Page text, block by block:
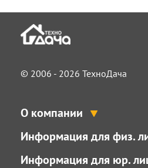
© 2006 - 2026 ТехноДача
О компании
Информация для физ.
Информация для юр.